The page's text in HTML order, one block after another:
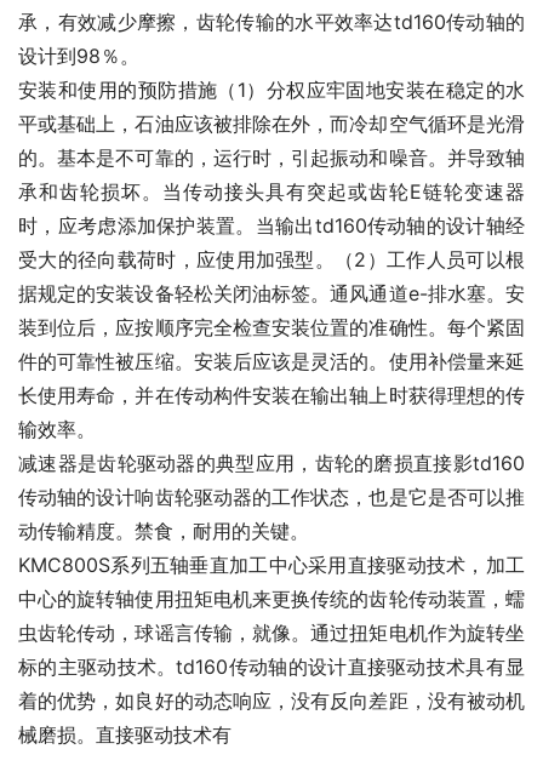
承，有效减少摩擦，齿轮传输的水平效率达td160传动轴的
设计到98％。
安装和使用的预防措施（1）分权应牢固地安装在稳定的水
平或基础上，石油应该被排除在外，而冷却空气循环是光滑
的。基本是不可靠的，运行时，引起振动和噪音。并导致轴
承和齿轮损坏。当传动接头具有突起或齿轮E链轮变速器
时，应考虑添加保护装置。当输出td160传动轴的设计轴经
受大的径向载荷时，应使用加强型。（2）工作人员可以根
据规定的安装设备轻松关闭油标签。通风通道e-排水塞。安
装到位后，应按顺序完全检查安装位置的准确性。每个紧固
件的可靠性被压缩。安装后应该是灵活的。使用补偿量来延
长使用寿命，并在传动构件安装在输出轴上时获得理想的传
输效率。
减速器是齿轮驱动器的典型应用，齿轮的磨损直接影td160
传动轴的设计响齿轮驱动器的工作状态，也是它是否可以推
动传输精度。禁食，耐用的关键。
KMC800S系列五轴垂直加工中心采用直接驱动技术，加工
中心的旋转轴使用扭矩电机来更换传统的齿轮传动装置，蠕
虫齿轮传动，球谣言传输，就像。通过扭矩电机作为旋转坐
标的主驱动技术。td160传动轴的设计直接驱动技术具有显
着的优势，如良好的动态响应，没有反向差距，没有被动机
械磨损。直接驱动技术有